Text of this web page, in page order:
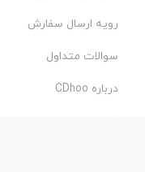
رویه ارسال سفارش
سوالات متداول
درباره CDhoo